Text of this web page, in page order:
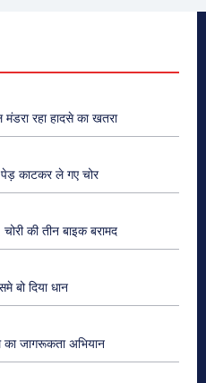
रहा हादसे का खतरा
पेड़ काटकर ले गए चोर
की तीन बाइक बरामद
बो दिया धान
जागरूकता अभियान